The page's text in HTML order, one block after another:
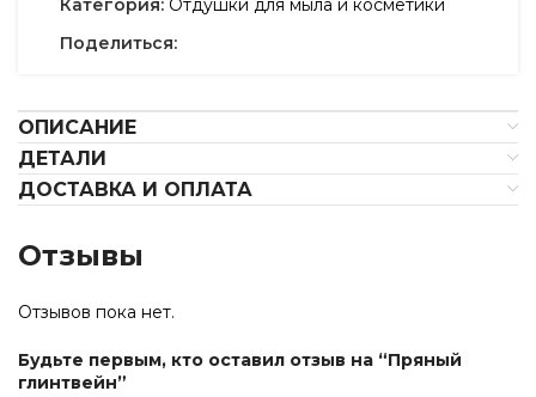
Категория: Отдушки для мыла и косметики
Поделиться:
ОПИСАНИЕ
ДЕТАЛИ
ДОСТАВКА И ОПЛАТА
Отзывы
Отзывов пока нет.
Будьте первым, кто оставил отзыв на “Пряный
глинтвейн”